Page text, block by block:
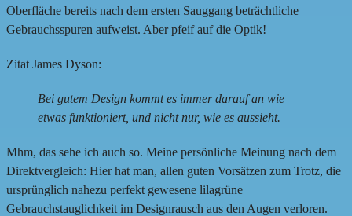
Oberfläche bereits nach dem ersten Sauggang beträchtliche
Gebrauchsspuren aufweist. Aber pfeif auf die Optik!
Zitat James Dyson:
Bei gutem Design kommt es immer darauf an wie
etwas funktioniert, und nicht nur, wie es aussieht.
Mhm, das sehe ich auch so. Meine persönliche Meinung nach dem
Direktvergleich: Hier hat man, allen guten Vorsätzen zum Trotz, die
ursprünglich nahezu perfekt gewesene lilagrüne
Gebrauchstauglichkeit im Designrausch aus den Augen verloren.